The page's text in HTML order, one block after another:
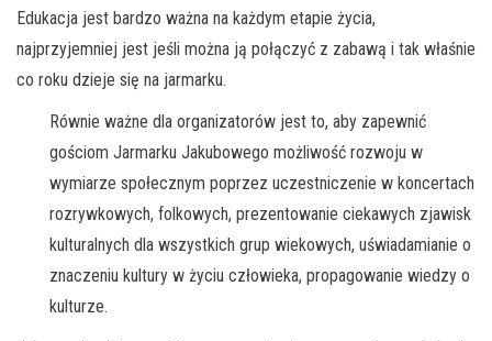
Edukacja jest bardzo ważna na każdym etapie życia,
najprzyjemniej jest jeśli można ją połączyć z zabawą i tak właśnie
co roku dzieje się na jarmarku.
Równie ważne dla organizatorów jest to, aby zapewnić
gościom Jarmarku Jakubowego możliwość rozwoju w
wymiarze społecznym poprzez uczestniczenie w koncertach
rozrywkowych, folkowych, prezentowanie ciekawych zjawisk
kulturalnych dla wszystkich grup wiekowych, uświadamianie o
znaczeniu kultury w życiu człowieka, propagowanie wiedzy o
kulturze.